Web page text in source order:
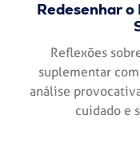
Redesenhar o
Reflexões
suplementar
análise
cuidado e